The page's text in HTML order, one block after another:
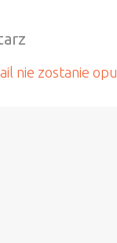
nie zostanie